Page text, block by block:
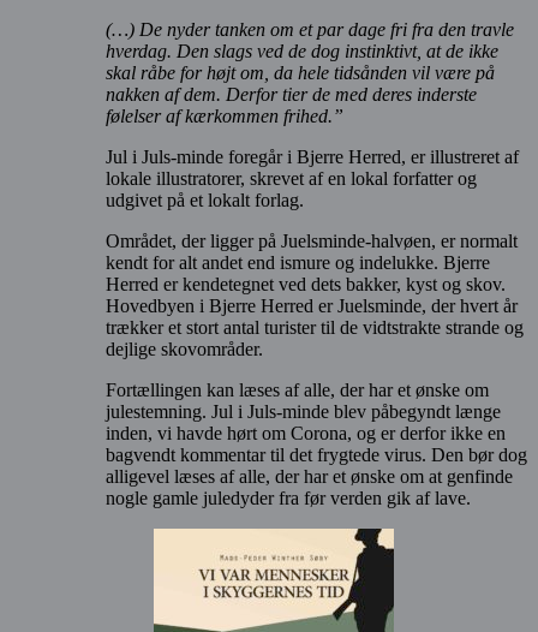
(…) De nyder tanken om et par dage fri fra den travle
hverdag. Den slags ved de dog instinktivt, at de ikke
skal råbe for højt om, da hele tidsånden vil være på
nakken af dem. Derfor tier de med deres inderste
følelser af kærkommen frihed.”
Jul i Juls-minde foregår i Bjerre Herred, er illustreret af
lokale illustratorer, skrevet af en lokal forfatter og
udgivet på et lokalt forlag.
Området, der ligger på Juelsminde-halvøen, er normalt
kendt for alt andet end ismure og indelukke. Bjerre
Herred er kendetegnet ved dets bakker, kyst og skov.
Hovedbyen i Bjerre Herred er Juelsminde, der hvert år
trækker et stort antal turister til de vidtstrakte strande og
dejlige skovområder.
Fortællingen kan læses af alle, der har et ønske om
julestemning. Jul i Juls-minde blev påbegyndt længe
inden, vi havde hørt om Corona, og er derfor ikke en
bagvendt kommentar til det frygtede virus. Den bør dog
alligevel læses af alle, der har et ønske om at genfinde
nogle gamle juledyder fra før verden gik af lave.